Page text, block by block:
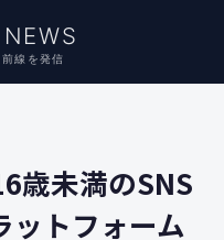
歳未満のSNS
ットフォーム